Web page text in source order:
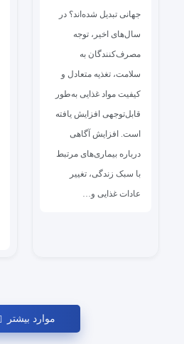
جهانی تبدیل شده‌اند؟ در
سال‌های اخیر، توجه
مصرف‌کنندگان به
سلامت، تغذیه متعادل و
کیفیت مواد غذایی به‌طور
قابل‌توجهی افزایش یافته
است. افزایش آگاهی
درباره بیماری‌های مرتبط
با سبک زندگی، تغییر
عادات غذایی و…
موارد بیشتر